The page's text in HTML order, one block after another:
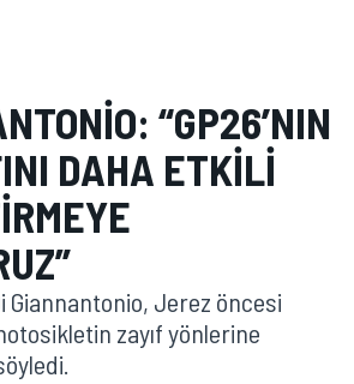
“GP26’NIN
DAHA ETKILI
Giannantonio, Jerez öncesi
zayıf yönlerine